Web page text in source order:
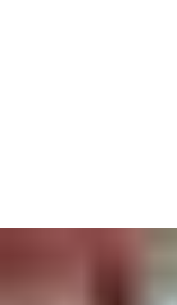
sprendimai visada atitinka